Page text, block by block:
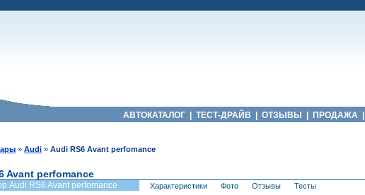
АВТОКАТАЛОГ ТЕСТ-ДРАЙВ ОТЗЫВЫ ПРОДАЖА
»Audi »Audi RS6 Avant perfomance
Avant perfomance
Audi RS6 Avant perfomance Характеристики Фото Отзывы Тесты